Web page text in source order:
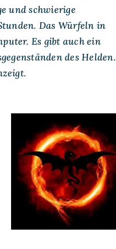
und schwierige
Das Würfeln in
Es gibt auch ein
des Helden.